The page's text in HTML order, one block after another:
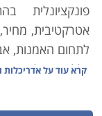
פונקציונלית
אטרקטיבית,
לתחום האמנות,
כלל צורך
כמו האמנות,
קרא עוד עלאדריכלות